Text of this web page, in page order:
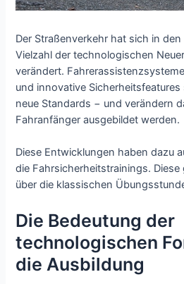
Der Straßenverkehr hat sich in
Vielzahl der technologischen
verändert.
und innovative
neue Standards − und verändern
Fahranfänger ausgebildet werden.
Diese Entwicklungen haben dazu
die Fahrsicherheitstrainings.
über die klassischen
Die Bedeutung der
technologischen
die Ausbildung